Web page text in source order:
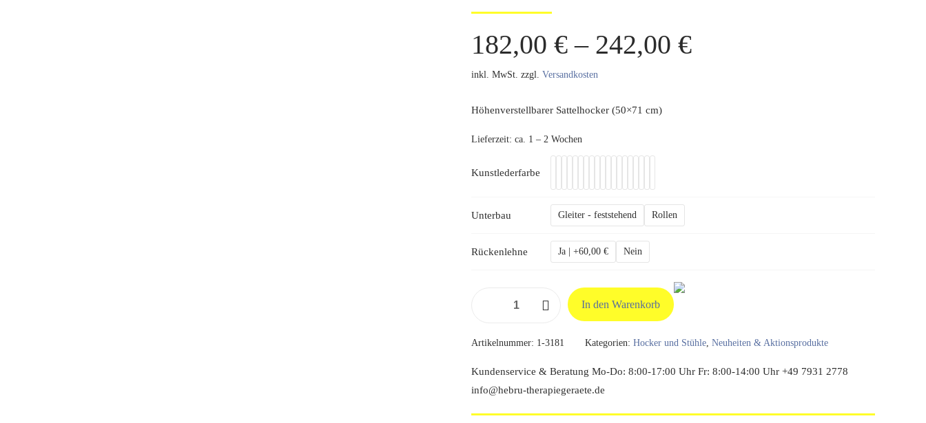
182,00 € – 242,00 €
inkl. MwSt. zzgl. Versandkosten
Höhenverstellbarer Sattelhocker (50×71 cm)
Lieferzeit: ca. 1 – 2 Wochen
Kunstlederfarbe
Unterbau Gleiter - feststehend Rollen
Rückenlehne Ja | +60,00 € Nein
In den Warenkorb
Artikelnummer: 1-3181 Kategorien: Hocker und Stühle, Neuheiten & Aktionsprodukte
Kundenservice & Beratung Mo-Do: 8:00-17:00 Uhr Fr: 8:00-14:00 Uhr +49 7931 2778
info@hebru-therapiegeraete.de